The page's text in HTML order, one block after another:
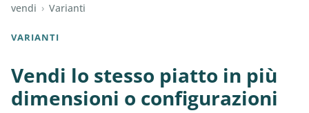
vendi › Varianti
VARIANTI
Vendi lo stesso piatto in più
dimensioni o configurazioni